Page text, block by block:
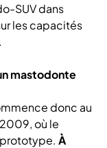
SUV dans
les capacités
mastodonte
donc au
où le
À